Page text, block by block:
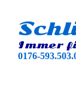
Immer
0176-